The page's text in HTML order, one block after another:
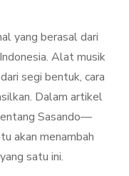
yang berasal dari
Alat musik
segi bentuk, cara
Dalam artikel
Sasando—
akan menambah
satu ini.